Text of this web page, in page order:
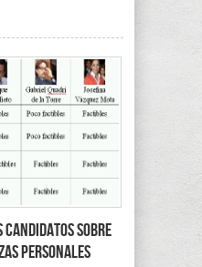
candidatos sobre
personales